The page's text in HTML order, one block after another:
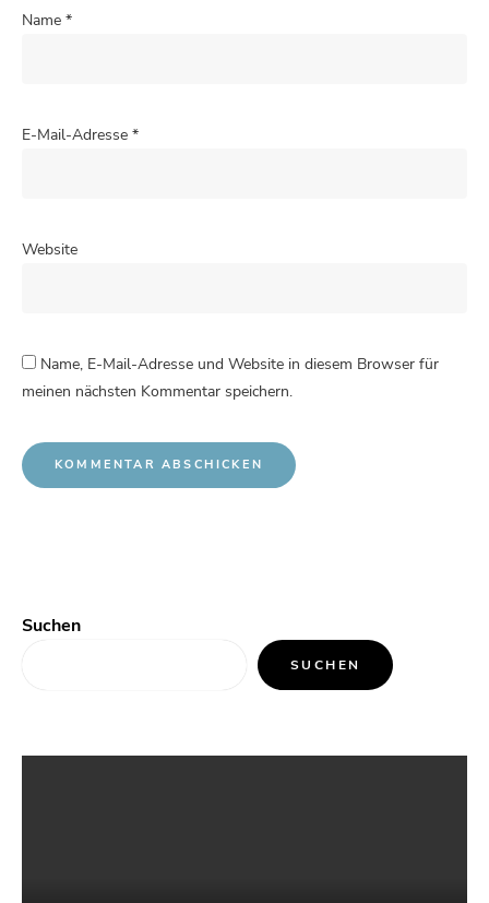
Name *
E-Mail-Adresse *
Website
Name, E-Mail-Adresse und Website in diesem Browser für
meinen nächsten Kommentar speichern.
Suchen
SUCHEN